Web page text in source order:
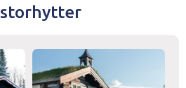
storhytter